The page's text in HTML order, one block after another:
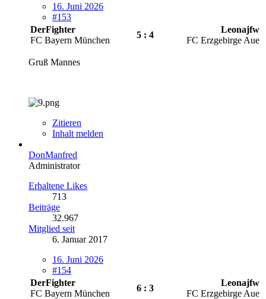
16. Juni 2026
#153
DerFighter
FC Bayern München
5 : 4
Leonajfw
FC Erzgebirge Aue
Gruß Mannes
Zitieren
Inhalt melden
DonManfred
Administrator
Erhaltene Likes
713
Beiträge
32.967
Mitglied seit
6. Januar 2017
16. Juni 2026
#154
DerFighter
FC Bayern München
6 : 3
Leonajfw
FC Erzgebirge Aue